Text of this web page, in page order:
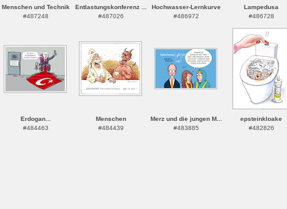
Menschen und Technik
#487248
Entlastungskonferenz ...
#487026
Hochwasser-Lernkurve
#486972
Lampedusa
#486728
Erdogan...
#484463
Menschen
#484439
Merz und die jungen M...
#483885
epsteinkloake
#482826